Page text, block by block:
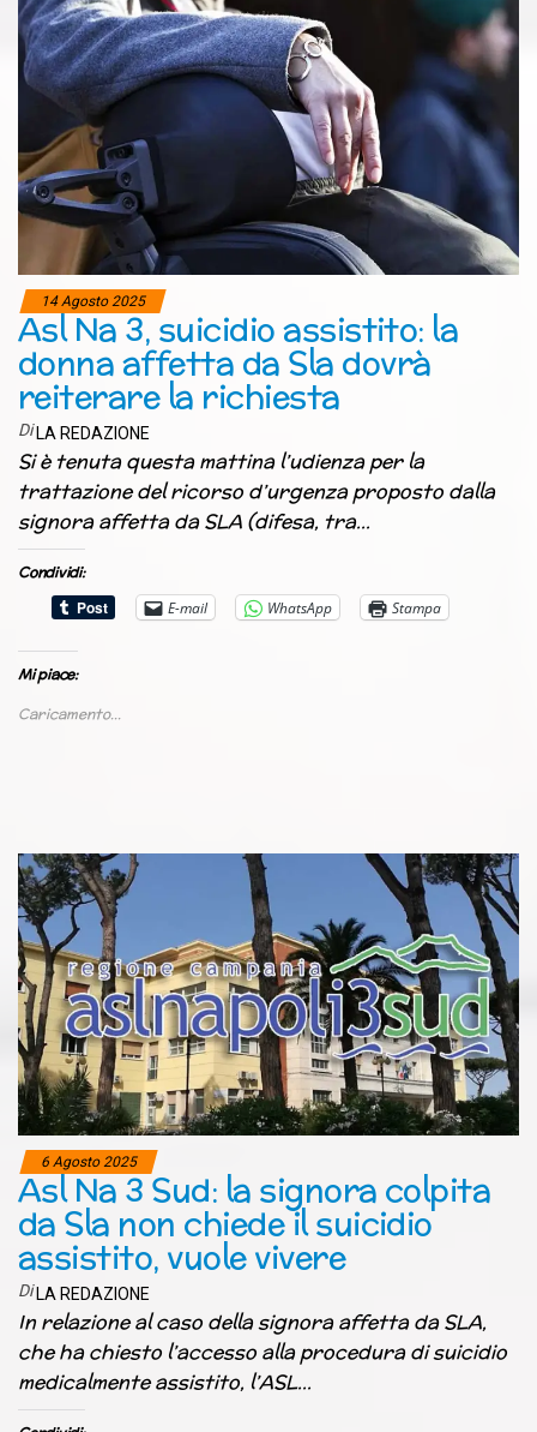
14 Agosto 2025
Asl Na 3, suicidio assistito: la
donna affetta da Sla dovrà
reiterare la richiesta
Di LA REDAZIONE
Si è tenuta questa mattina l’udienza per la
trattazione del ricorso d’urgenza proposto dalla
signora affetta da SLA (difesa, tra…
Condividi:
E-mail
WhatsApp Stampa
Mi piace:
Caricamento...
6 Agosto 2025
Asl Na 3 Sud: la signora colpita
da Sla non chiede il suicidio
assistito, vuole vivere
Di LA REDAZIONE
In relazione al caso della signora affetta da SLA,
che ha chiesto l’accesso alla procedura di suicidio
medicalmente assistito, l’ASL…